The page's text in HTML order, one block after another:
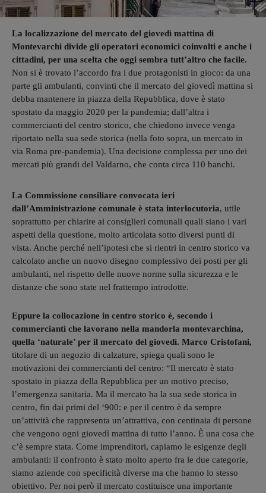
La localizzazione del mercato del giovedì mattina di
Montevarchi divide gli operatori economici coinvolti e anche i
cittadini, per una scelta che oggi sembra tutt’altro che facile.
Non si è trovato l’accordo fra i due protagonisti in gioco: da una
parte gli ambulanti, convinti che il mercato del giovedì mattina si
debba mantenere in piazza della Repubblica, dove è stato
spostato da maggio 2020 per la pandemia; dall’altra i
commercianti del centro storico, che chiedono invece venga
riportato nella sua sede storica (nella foto sopra, un mercato in
via Roma pre-pandemia). Una decisione complessa per uno dei
mercati più grandi del Valdarno, che conta circa 110 banchi.
La Commissione consiliare convocata ieri
dall’Amministrazione comunale è stata interlocutoria, utile
soprattutto per chiarire ai consiglieri comunali quali siano i vari
aspetti della questione, molto articolata sotto diversi punti di
vista. Anche perché nell’ipotesi che si rientri in centro storico va
calcolato anche un nuovo disegno complessivo dei posti per gli
ambulanti, nel rispetto delle nuove norme sulla sicurezza e le
distanze che sono state nel frattempo introdotte.
Eppure la collocazione in centro storico è, secondo i
commercianti che lavorano nella mandorla montevarchina,
quella ‘naturale’ per il mercato del giovedì. Marco Cristofani,
titolare di un negozio di calzature, spiega quali sono le
motivazioni dei commercianti del centro: “Il mercato è stato
spostato in piazza della Repubblica per un motivo preciso,
l’emergenza sanitaria. Ma il mercato ha la sua sede storica in
centro, fin dai primi del ‘900: e per il centro è da sempre
un’attività che rappresenta un’attrattiva, con centinaia di persone
che vengono ogni giovedì mattina di tutto l’anno. È una cosa che
c’è sempre stata. Come imprenditori, capiamo le esigenze degli
ambulanti: il confronto è stato molto aperto fra le due categorie,
siamo aziende con specificità diverse ma che hanno lo stesso
obiettivo. Per noi però il mercato costituisce una importante